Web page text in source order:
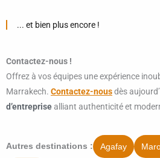
... et bien plus encore !
Contactez-nous !
Offrez à vos équipes une expérience
Marrakech. Contactez-nousdès
d’entreprisealliant authenticité et
Autres destinations : Agafay